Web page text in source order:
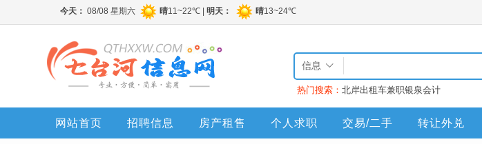
信息
热门搜索： 北岸出租车兼职银泉会计
网站首页 招聘信息 房产租售 个人求职 交易/二手 转让外兑